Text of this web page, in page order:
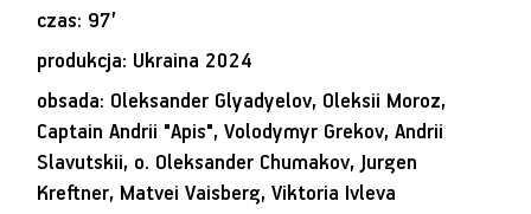
czas: 97’
produkcja: Ukraina 2024
obsada: Oleksander Glyadyelov, Oleksii Moroz,
Captain Andrii "Apis", Volodymyr Grekov, Andrii
Slavutskii, o. Oleksander Chumakov, Jurgen
Kreftner, Matvei Vaisberg, Viktoria Ivleva